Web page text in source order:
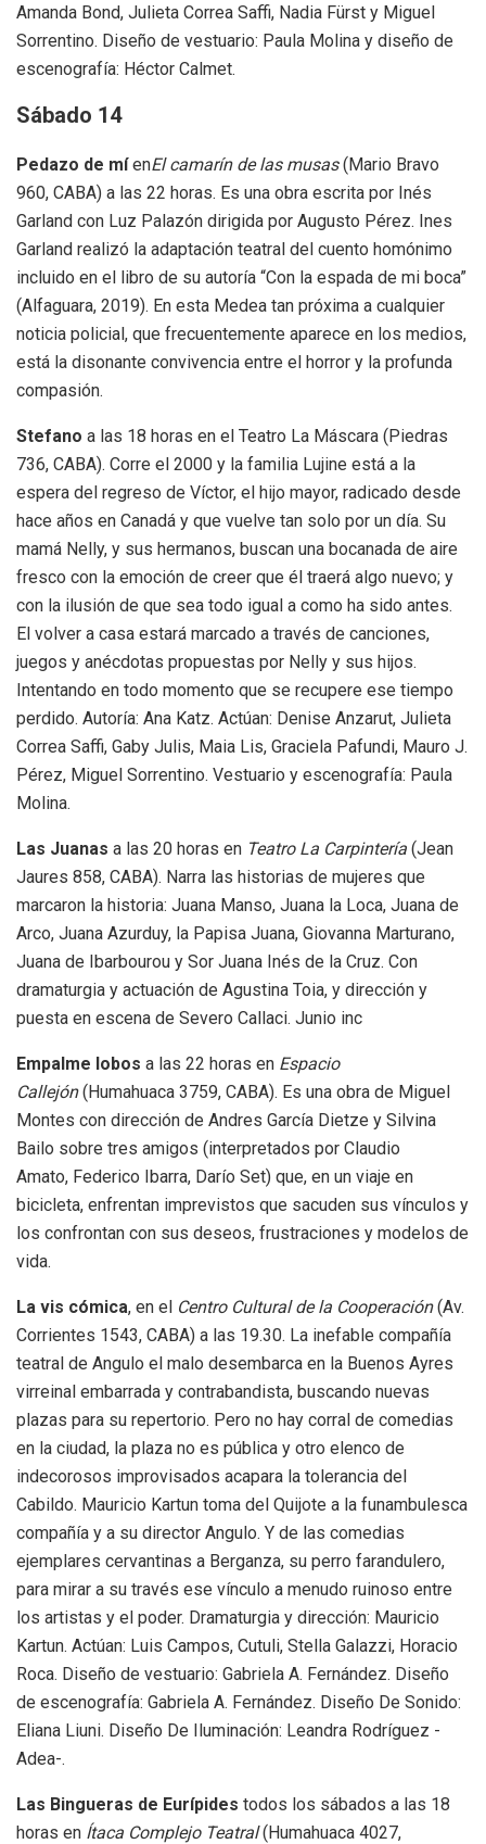
Amanda Bond, Julieta Correa Saffi, Nadia Fürst y Miguel
Sorrentino. Diseño de vestuario: Paula Molina y diseño de
escenografía: Héctor Calmet.
Sábado 14
Pedazo de míenEl camarín de las musas(Mario Bravo
960, CABA) a las 22 horas. Es una obra escrita por Inés
Garland con Luz Palazón dirigida por Augusto Pérez. Ines
Garland realizó la adaptación teatral del cuento homónimo
incluido en el libro de su autoría “Con la espada de mi boca”
(Alfaguara, 2019). En esta Medea tan próxima a cualquier
noticia policial, que frecuentemente aparece en los medios,
está la disonante convivencia entre el horror y la profunda
compasión.
Stefano a las 18 horas en el Teatro La Máscara (Piedras
736, CABA). Corre el 2000 y la familia Lujine está a la
espera del regreso de Víctor, el hijo mayor, radicado desde
hace años en Canadá y que vuelve tan solo por un día. Su
mamá Nelly, y sus hermanos, buscan una bocanada de aire
fresco con la emoción de creer que él traerá algo nuevo; y
con la ilusión de que sea todo igual a como ha sido antes.
El volver a casa estará marcado a través de canciones,
juegos y anécdotas propuestas por Nelly y sus hijos.
Intentando en todo momento que se recupere ese tiempo
perdido. Autoría: Ana Katz. Actúan: Denise Anzarut, Julieta
Correa Saffi, Gaby Julis, Maia Lis, Graciela Pafundi, Mauro J.
Pérez, Miguel Sorrentino. Vestuario y escenografía: Paula
Molina.
Las Juanas a las 20 horas en Teatro La Carpintería (Jean
Jaures 858, CABA). Narra las historias de mujeres que
marcaron la historia: Juana Manso, Juana la Loca, Juana de
Arco, Juana Azurduy, la Papisa Juana, Giovanna Marturano,
Juana de Ibarbourou y Sor Juana Inés de la Cruz. Con
dramaturgia y actuación de Agustina Toia, y dirección y
puesta en escena de Severo Callaci. Junio inc
Empalme lobos a las 22 horas en Espacio
Callejón(Humahuaca 3759, CABA). Es una obra de Miguel
Montes con dirección de Andres García Dietze y Silvina
Bailo sobre tres amigos (interpretados por Claudio
Amato, Federico Ibarra, Darío Set) que, en un viaje en
bicicleta, enfrentan imprevistos que sacuden sus vínculos y
los confrontan con sus deseos, frustraciones y modelos de
vida.
La vis cómica, en el Centro Cultural de la Cooperación(Av.
Corrientes 1543, CABA) a las 19.30. La inefable compañía
teatral de Angulo el malo desembarca en la Buenos Ayres
virreinal embarrada y contrabandista, buscando nuevas
plazas para su repertorio. Pero no hay corral de comedias
en la ciudad, la plaza no es pública y otro elenco de
indecorosos improvisados acapara la tolerancia del
Cabildo. Mauricio Kartun toma del Quijote a la funambulesca
compañía y a su director Angulo. Y de las comedias
ejemplares cervantinas a Berganza, su perro farandulero,
para mirar a su través ese vínculo a menudo ruinoso entre
los artistas y el poder. Dramaturgia y dirección: Mauricio
Kartun. Actúan: Luis Campos, Cutuli, Stella Galazzi, Horacio
Roca. Diseño de vestuario: Gabriela A. Fernández. Diseño
de escenografía: Gabriela A. Fernández. Diseño De Sonido:
Eliana Liuni. Diseño De Iluminación: Leandra Rodríguez -
Adea-.
Las Bingueras de Eurípides todos los sábados a las 18
horas en Ítaca Complejo Teatral(Humahuaca 4027,